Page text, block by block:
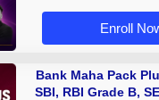
Enroll
Bank Maha Pack
SBI, RBI Grade B,